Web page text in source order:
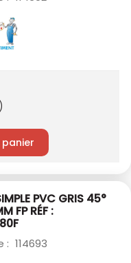
PVC GRIS 45°
FP RÉF :
: 114693